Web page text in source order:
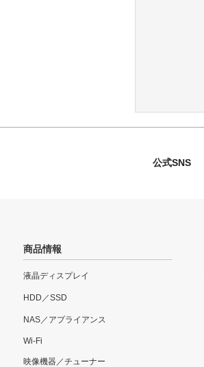
公式SNS
商品情報
液晶ディスプレイ
HDD／SSD
NAS／アプライアンス
Wi-Fi
映像機器／チューナー